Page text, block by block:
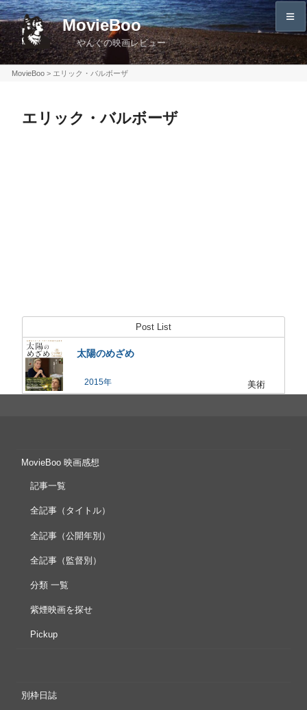
コ
ン
テ
ン
MovieBoo
やんぐの映画レビュー
MovieBoo> エリック・バルボーザ
エリック・バルボーザ
Post List
太陽のめざめ
2015 美術
MovieBoo 映画感想
記事一覧
全記事（タイトル）
全記事（公開年別）
全記事（監督別）
分類 一覧
紫煙映画を探せ
Pickup
別枠日誌